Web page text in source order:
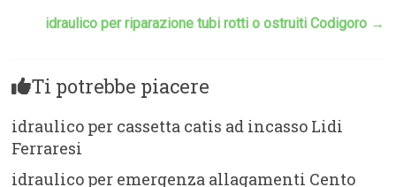
idraulico per riparazione tubi rotti o ostruiti Codigoro →
Ti potrebbe piacere
idraulico per cassetta catis ad incasso Lidi
Ferraresi
idraulico per emergenza allagamenti Cento